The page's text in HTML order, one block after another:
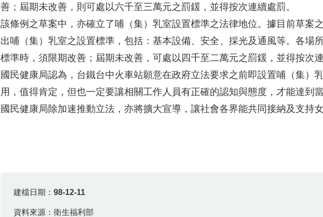
善；屆期未改善，則可處以六千至三萬元之罰鍰，並得按次連續處罰。
該條例之草案中，亦確立了哺（集）乳室設置標準之法律地位。據目前草案
出哺（集）乳室之設置標準，包括：基本設備、安全、採光及通風等。各場
標準時，須限期改善；屆期未改善，可處以四千至二萬元之罰鍰，並得按次連
國民健康局認為，台鐵台中火車站願意在政府立法要求之前即設置哺（集）
用，值得肯定，但也一定要讓相關工作人員有正確的認知與態度，才能達到
國民健康局除加速推動立法，亦將擴大宣導，讓社會各界能共同接納及支持女
建檔日期：98-12-11
資料來源：衛生福利部